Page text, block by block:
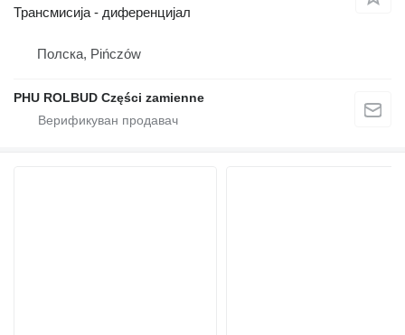
Трансмисија - диференцијал
Полска, Pińczów
PHU ROLBUD Części zamienne